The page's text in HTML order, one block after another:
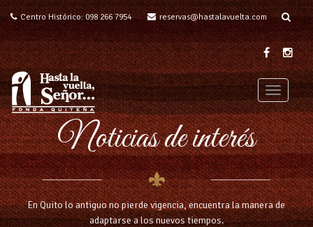
Centro Histórico: 098 266 7954 reservas@hastalavuelta.com
T
o
g
g
l
e
n
a
v
Noticias de interés
En Quito lo antiguo no pierde vigencia, encuentra la manera de
adaptarse a los nuevos tiempos.